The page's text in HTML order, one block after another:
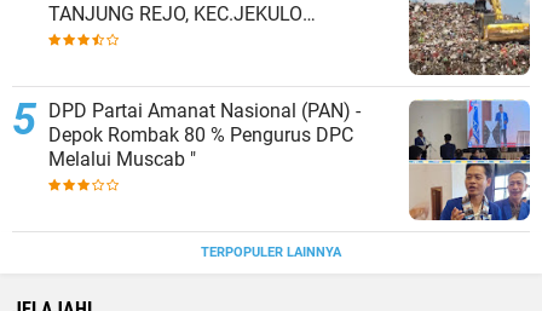
TANJUNG REJO, KEC.JEKULO
KAB.KUDUS,BERLAKUKAN SISTEM
DPD Partai Amanat Nasional (PAN) -
Depok Rombak 80 % Pengurus DPC
Melalui Muscab "
TERPOPULER LAINNYA